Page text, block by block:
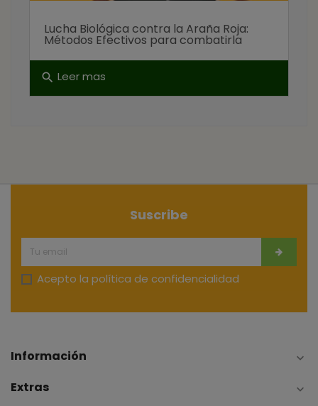
Lucha Biológica contra la Araña Roja:
Métodos Efectivos para combatirla
search Leer mas
Suscribe
Acepto la política de confidencialidad
Información 
Extras 